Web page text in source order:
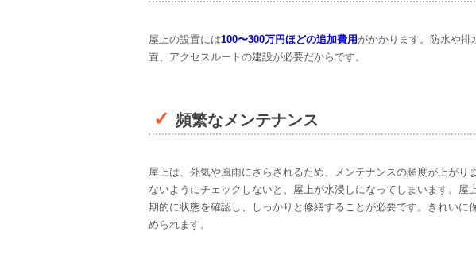
屋上の設置には100〜300万円ほどの追加費用 がかかります。防水や
置、アクセスルートの建設が必要だからです。
頻繁なメンテナンス
屋上は、外気や風雨にさらされるため、メンテナンスの頻度が上がり
ないようにチェックしないと、屋上が水浸しになってしまいます。屋
期的に状態を確認し、しっかりと修繕することが必要です。きれいに
められます。